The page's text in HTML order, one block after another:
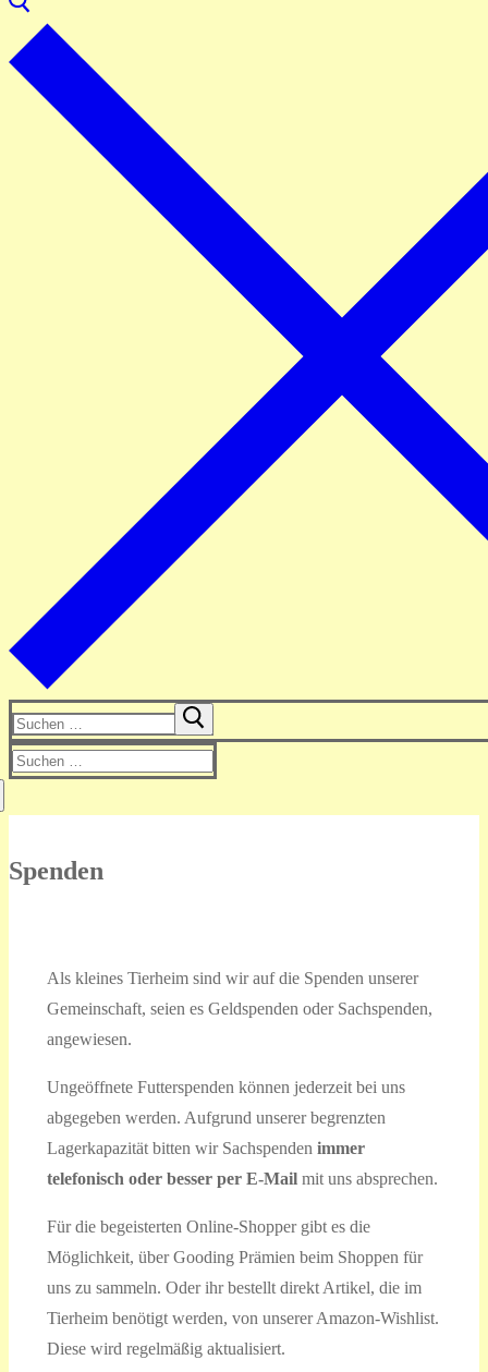
Suchen
nach:
Suchen
Spenden
Als kleines Tierheim sind wir auf die Spenden unserer
Gemeinschaft, seien es Geldspenden oder Sachspenden,
angewiesen.
Ungeöffnete Futterspenden können jederzeit bei uns
abgegeben werden. Aufgrund unserer begrenzten
Lagerkapazität bitten wir Sachspenden immer
telefonisch oder besser per E-Mail mit uns absprechen.
Für die begeisterten Online-Shopper gibt es die
Möglichkeit, über Gooding Prämien beim Shoppen für
uns zu sammeln. Oder ihr bestellt direkt Artikel, die im
Tierheim benötigt werden, von unserer Amazon-Wishlist.
Diese wird regelmäßig aktualisiert.